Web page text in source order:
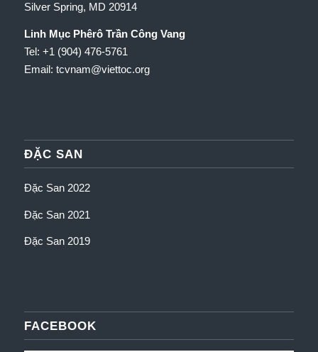
Silver Spring, MD 20914
Linh Mục Phêrô Trần Công Vang
Tel: +1 (904) 476-5761
Email: tcvnam@viettoc.org
ĐẶC SAN
Đặc San 2022
Đặc San 2021
Đặc San 2019
FACEBOOK